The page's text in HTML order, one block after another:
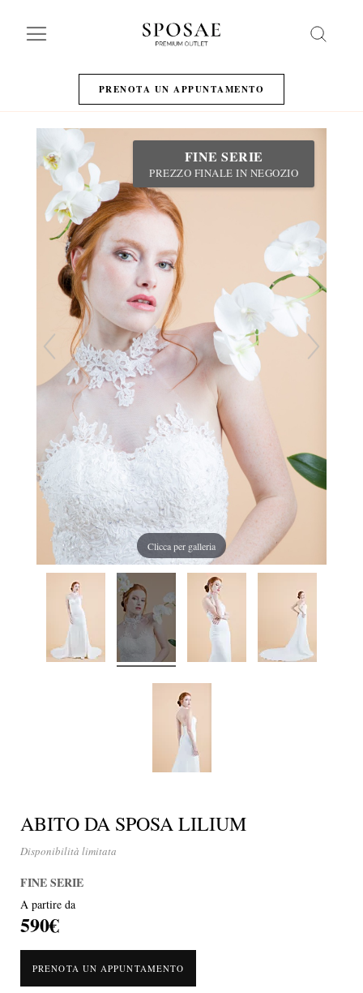
PRENOTA UN APPUNTAMENTO
FINE SERIE
PREZZO FINALE IN NEGOZIO
Clicca per galleria
ABITO DA SPOSA LILIUM
Disponibilità limitata
FINE SERIE
A partire da
590€
PRENOTA UN APPUNTAMENTO